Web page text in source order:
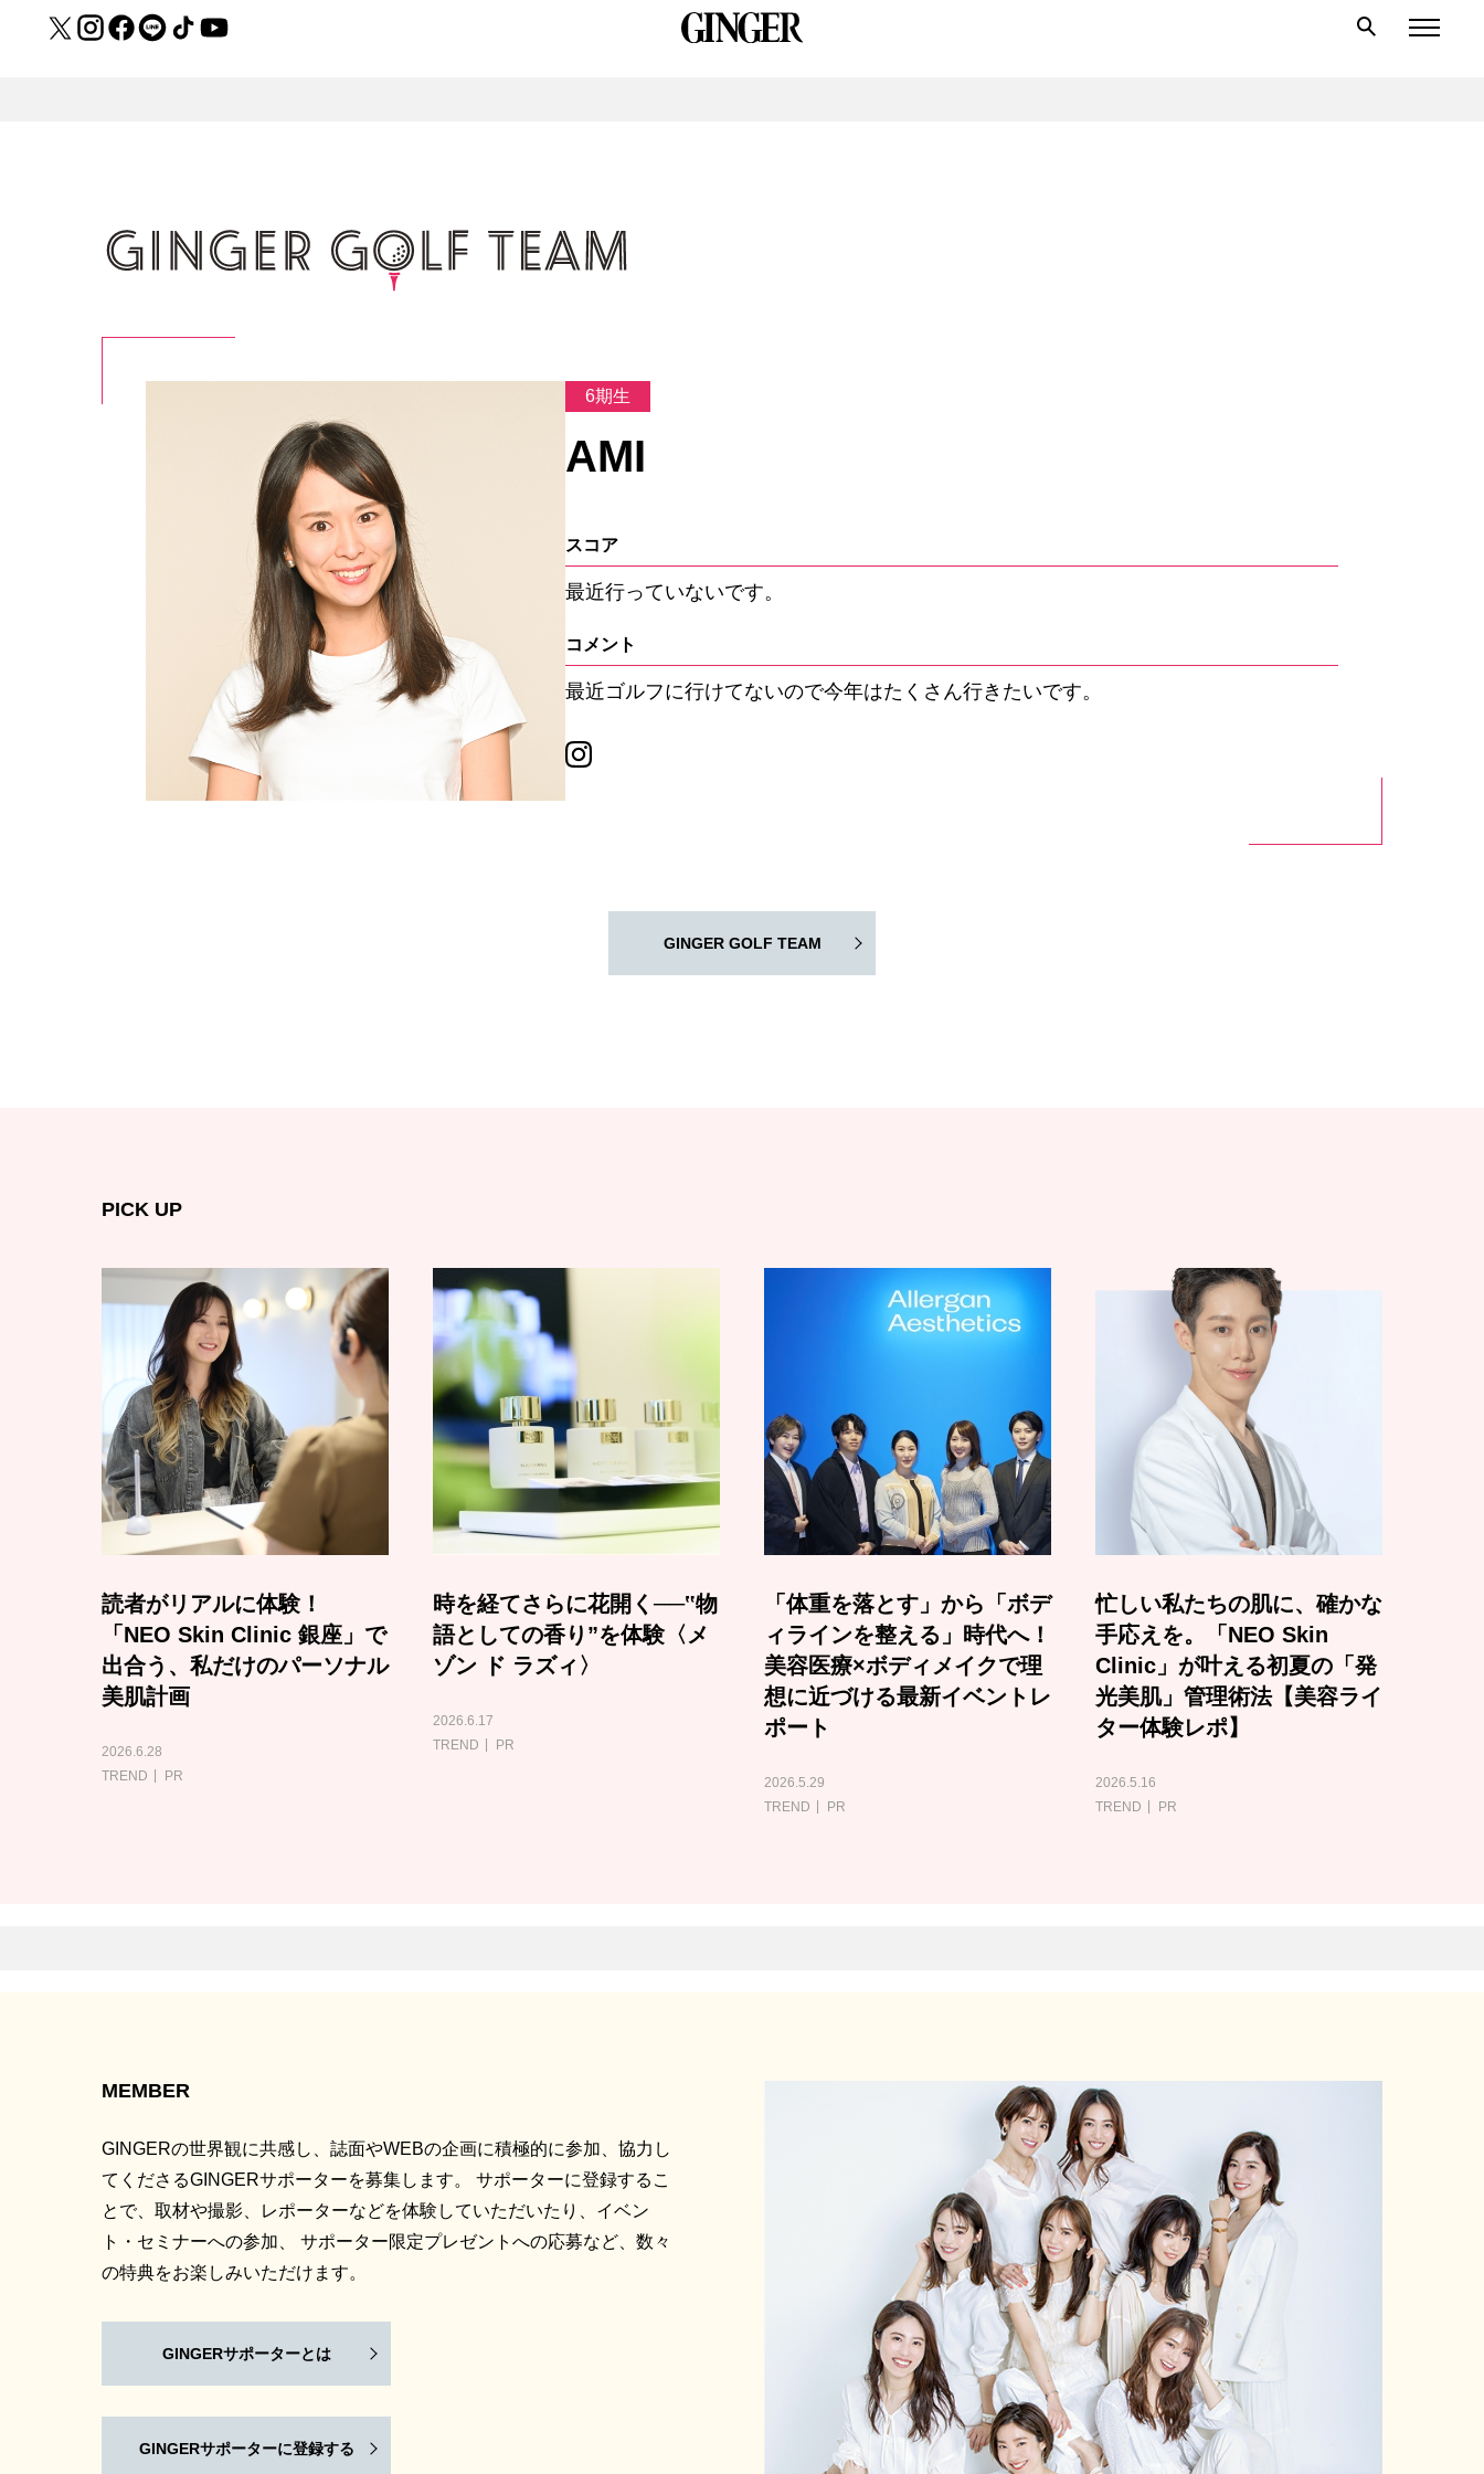
6期生
AMI
スコア
最近行っていないです。
コメント
最近ゴルフに行けてないので今年はたくさん行きたいです。
GINGER GOLF TEAM
PICK UP
読者がリアルに体験！
「NEO Skin Clinic 銀座」で
出合う、私だけのパーソナル
美肌計画
2026.6.28
TREND
PR
時を経てさらに花開く──‟物
語としての香り”を体験〈メ
ゾン ド ラズィ〉
2026.6.17
TREND
PR
「体重を落とす」から「ボデ
ィラインを整える」時代へ！
美容医療×ボディメイクで理
想に近づける最新イベントレ
ポート
2026.5.29
TREND
PR
忙しい私たちの肌に、確かな
手応えを。「NEO Skin
Clinic」が叶える初夏の「発
光美肌」管理術法【美容ライ
ター体験レポ】
2026.5.16
TREND
PR
MEMBER
GINGERの世界観に共感し、誌面やWEBの企画に積極的に参加、協力し
てくださるGINGERサポーターを募集します。 サポーターに登録するこ
とで、取材や撮影、レポーターなどを体験していただいたり、イベン
ト・セミナーへの参加、 サポーター限定プレゼントへの応募など、数々
の特典をお楽しみいただけます。
GINGERサポーターとは
GINGERサポーターに登録する